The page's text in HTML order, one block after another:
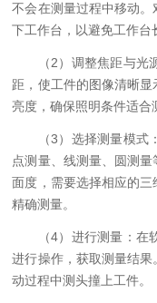
不会在测量过程中移动
下工作台，以避免工作台
（2）调整焦距与光源
距，使工件的图像清晰
亮度，确保照明条件适合
（3）选择测量模式：
点测量、线测量、圆测量
面度，需要选择相应的三
精确测量。
（4）进行测量：在软
进行操作，获取测量结
动过程中测头撞上工件。